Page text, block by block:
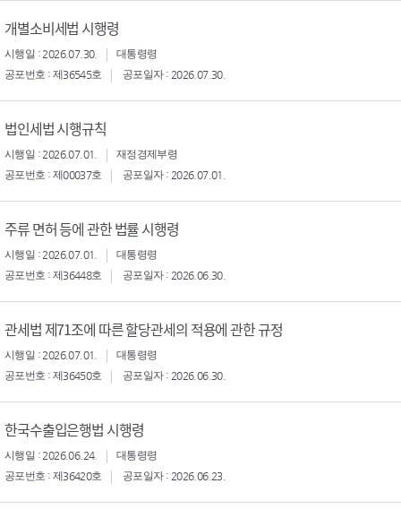
개별소비세법 시행령
시행일 : 2026.07.30.
대통령령
공포번호 : 제36545호
공포일자 : 2026.07.30.
법인세법 시행규칙
시행일 : 2026.07.01.
재정경제부령
공포번호 : 제00037호
공포일자 : 2026.07.01.
주류 면허 등에 관한 법률 시행령
시행일 : 2026.07.01.
대통령령
공포번호 : 제36448호
공포일자 : 2026.06.30.
관세법 제71조에 따른 할당관세의 적용에 관한 규정
시행일 : 2026.07.01.
대통령령
공포번호 : 제36450호
공포일자 : 2026.06.30.
한국수출입은행법 시행령
시행일 : 2026.06.24.
대통령령
공포번호 : 제36420호
공포일자 : 2026.06.23.